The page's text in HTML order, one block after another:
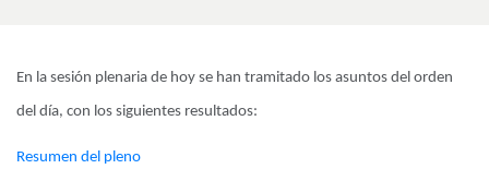
En la sesión plenaria de hoy se han tramitado los asuntos del orden
del día, con los siguientes resultados:
Resumen del pleno